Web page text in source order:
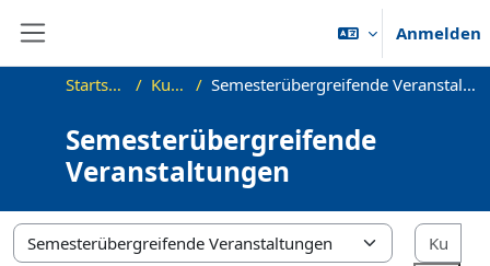
Anmelden
Startseite Kurse Semesterübergreifende Veranstaltungen
Semesterübergreifende
Veranstaltungen
Kursbereiche